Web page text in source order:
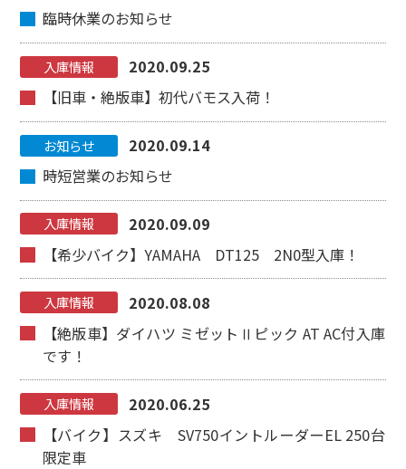
臨時休業のお知らせ
入庫情報
2020.09.25
【旧車・絶版車】初代バモス入荷！
お知らせ
2020.09.14
時短営業のお知らせ
入庫情報
2020.09.09
【希少バイク】YAMAHA DT125 2N0型入庫！
入庫情報
2020.08.08
【絶版車】ダイハツ ミゼットⅡピック AT AC付入庫
です！
入庫情報
2020.06.25
【バイク】スズキ SV750イントルーダーEL 250台
限定車